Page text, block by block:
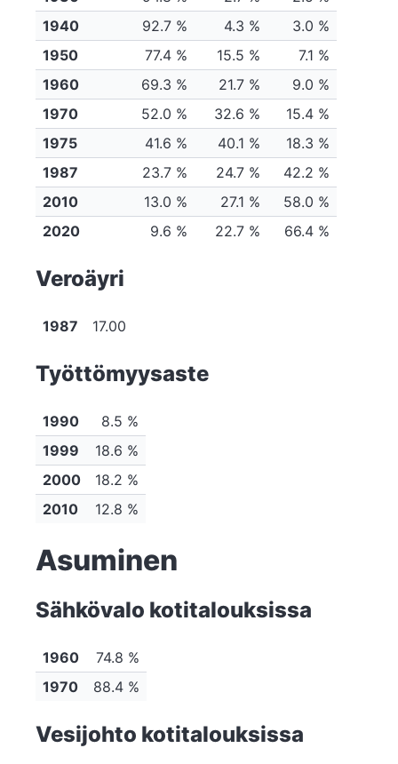
1940
92.7 % 4.3 %
3.0 %
1950
77.4 % 15.5 %
7.1 %
1960
69.3 % 21.7 %
9.0 %
1970
52.0 % 32.6 %
15.4 %
1975
41.6 % 40.1 %
18.3 %
1987
23.7 % 24.7 %
42.2 %
2010
13.0 % 27.1 %
58.0 %
2020
9.6 % 22.7 % 66.4 %
Veroäyri
1987 17.00
Työttömyysaste
1990
8.5 %
1999
18.6 %
2000
18.2 %
2010
12.8 %
Asuminen
Sähkövalo kotitalouksissa
1960
74.8 %
1970
88.4 %
Vesijohto kotitalouksissa